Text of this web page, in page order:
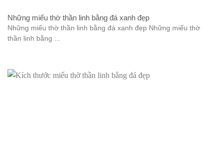
Những miếu thờ thần linh bằng đá xanh đẹp
Những miếu thờ thần linh bằng đá xanh đẹp Những miếu thờ
thần linh bằng ...